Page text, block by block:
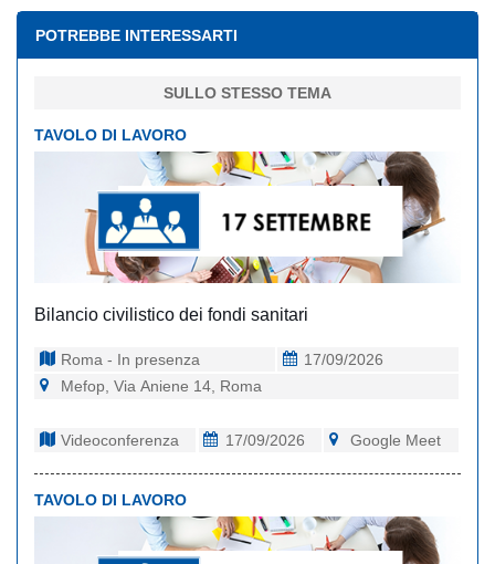
POTREBBE INTERESSARTI
SULLO STESSO TEMA
TAVOLO DI LAVORO
Bilancio civilistico dei fondi sanitari
Roma - In presenza
17/09/2026
Mefop, Via Aniene 14, Roma
Videoconferenza 17/09/2026 Google Meet
TAVOLO DI LAVORO